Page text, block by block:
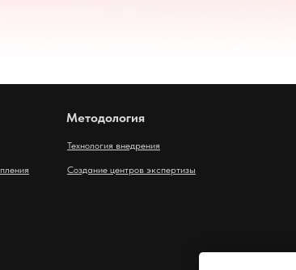
Методология
Создание центров экспертизы
Технология внедрения